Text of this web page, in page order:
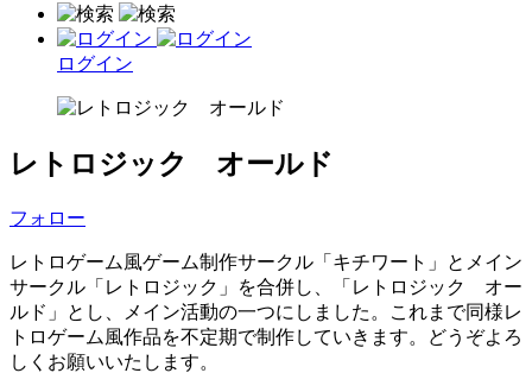
ログイン
レトロジック オールド
フォロー
レトロゲーム風ゲーム制作サークル「キチワート」とメイン
サークル「レトロジック」を合併し、「レトロジック オー
ルド」とし、メイン活動の一つにしました。これまで同様レ
トロゲーム風作品を不定期で制作していきます。どうぞよろ
しくお願いいたします。